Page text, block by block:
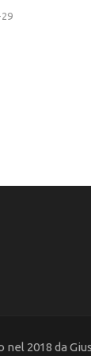
2018 da